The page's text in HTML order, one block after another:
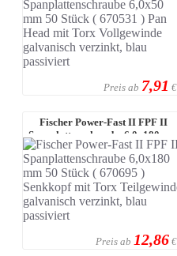
Preis ab 7,91 €
Fischer Power-Fast II FPF II
Spanplattenschraube 6,0x180 mm
50 S ...
Preis ab 12,86 €